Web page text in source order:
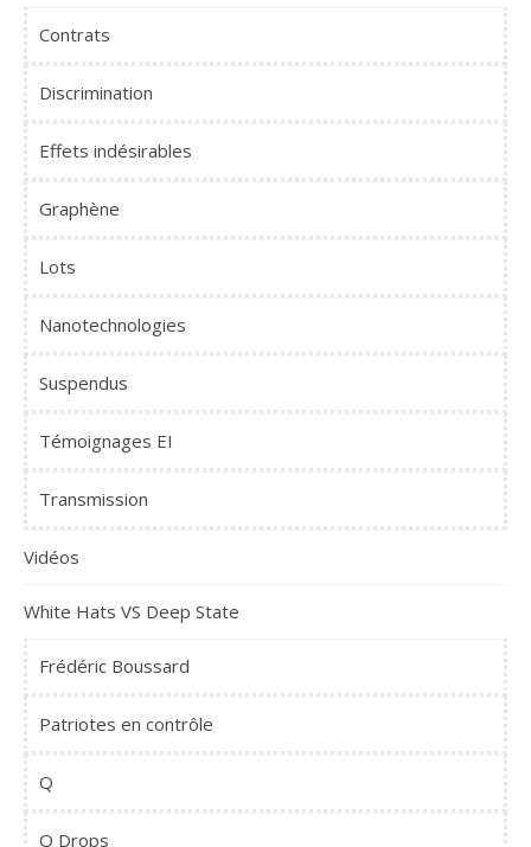
Contrats
Discrimination
Effets indésirables
Graphène
Lots
Nanotechnologies
Suspendus
Témoignages EI
Transmission
Vidéos
White Hats VS Deep State
Frédéric Boussard
Patriotes en contrôle
Q
Q Drops